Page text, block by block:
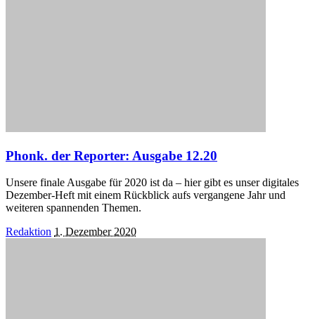
Phonk. der Reporter: Ausgabe 12.20
Unsere finale Ausgabe für 2020 ist da – hier gibt es unser digitales
Dezember-Heft mit einem Rückblick aufs vergangene Jahr und
weiteren spannenden Themen.
Posted
Redaktion 1. Dezember 2020